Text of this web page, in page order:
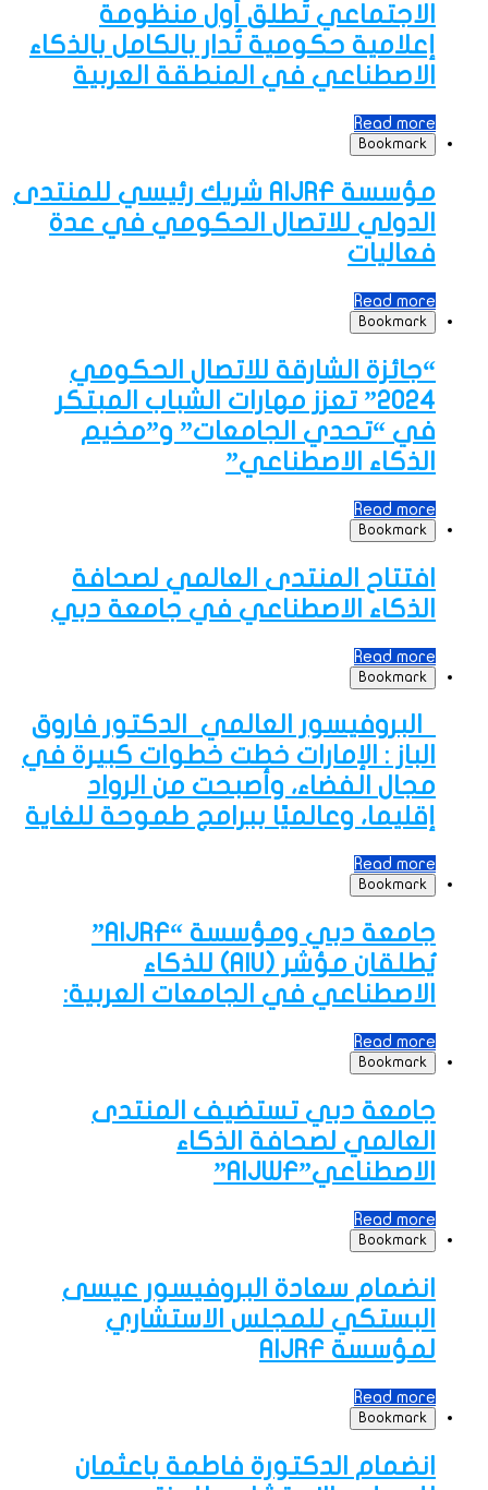
الاجتماعي تُطلق أول منظومة
إعلامية حكومية تُدار بالكامل بالذكاء
الاصطناعي في المنطقة العربية
Read more
Bookmark
مؤسسة AIJRF شريك رئيسي للمنتدى
الدولي للاتصال الحكومي في عدة
فعاليات
Read more
Bookmark
“جائزة الشارقة للاتصال الحكومي
2024” تعزز مهارات الشباب المبتكر
في “تحدي الجامعات” و”مخيم
الذكاء الاصطناعي”
Read more
Bookmark
افتتاح المنتدى العالمي لصحافة
الذكاء الاصطناعي في جامعة دبي
Read more
Bookmark
البروفيسور العالمي الدكتور فاروق
الباز : الإمارات خطت خطوات كبيرة في
مجال الفضاء، وأصبحت من الرواد
إقليما، وعالميًا ببرامج طموحة للغاية
Read more
Bookmark
جامعة دبي ومؤسسة “AIJRF”
يُطلقان مؤشر (AIU) للذكاء
الاصطناعي في الجامعات العربية:
Read more
Bookmark
جامعة دبي تستضيف المنتدى
العالمي لصحافة الذكاء
الاصطناعي”AIJWF”
Read more
Bookmark
انضمام سعادة البروفيسور عيسى
البستكي للمجلس الاستشاري
لمؤسسة AIJRF
Read more
Bookmark
‎انضمام الدكتورة فاطمة باعثمان